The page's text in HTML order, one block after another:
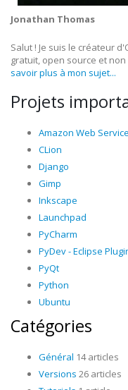
Jonathan Thomas
Salut ! Je suis le créateur
gratuit, open source et
savoir plus à mon sujet...
Projets
Amazon Web
CLion
Django
Gimp
Inkscape
Launchpad
PyCharm
PyDev - Eclipse
PyQt
Python
Ubuntu
Catégories
Général 14 articles
Versions 26 articles